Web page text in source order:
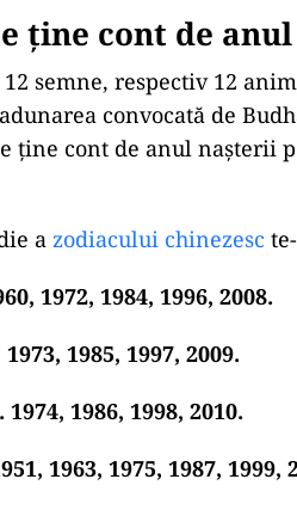
ține cont de
semne, respectiv 12
convocată de
ține cont de anul nașterii
a zodiacului chinezesc
1972, 1984, 1996, 2008.
1985, 1997, 2009.
1986, 1998, 2010.
1963, 1975, 1987, 1999,